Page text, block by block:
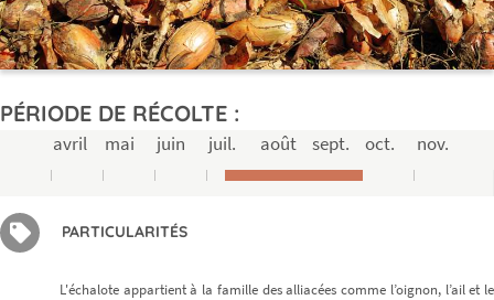
PÉRIODE DE RÉCOLTE :
avril mai juin juil. août sept. oct. nov.
PARTICULARITÉS
L'échalote appartient à la famille des alliacées comme l’oignon, l’ail et le